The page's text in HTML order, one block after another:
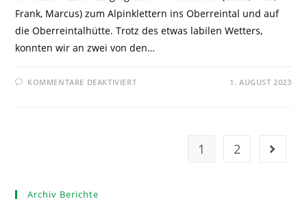
Frank, Marcus) zum Alpinklettern ins Oberreintal und auf
die Oberreintalhütte. Trotz des etwas labilen Wetters,
konnten wir an zwei von den…
KOMMENTARE DEAKTIVIERT 1. AUGUST 2023
1 2
Archiv Berichte